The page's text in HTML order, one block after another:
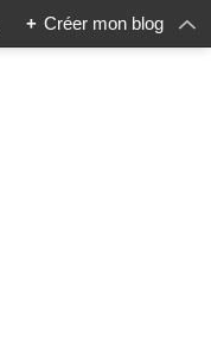
+ Créer mon blog